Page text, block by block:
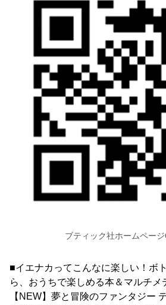
ブティック社ホームペー
■イエナカってこんなに楽しい！ボ
ら、おうちで楽しめる本＆マルチメ
【NEW】夢と冒険のファンタジー